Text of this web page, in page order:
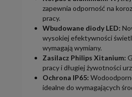
zapewnia odporność na
pracy.
Wbudowane diody LED:
wysokiej efektywności
wymagają wymiany.
Zasilacz Philips Xitanium:
pracy i długiej żywotności
Ochrona IP65:
idealne do wymagających